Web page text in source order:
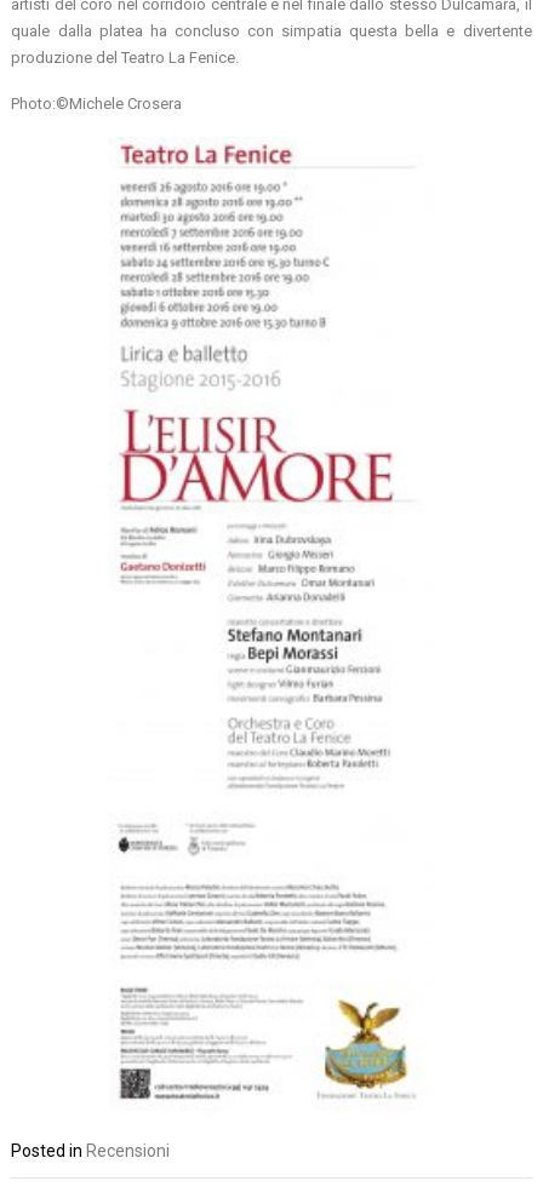
artisti del coro nel corridoio centrale e nel finale dallo stesso Dulcamara, il
quale dalla platea ha concluso con simpatia questa bella e divertente
produzione del Teatro La Fenice.
Photo:©Michele Crosera
Posted in Recensioni